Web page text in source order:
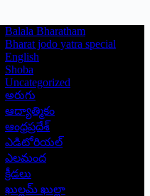
Balala Bharatham
Bharat jodo yatra special
English
Shoba
Uncategorized
అరుగు
ఆద్యాత్మికం
ఆంధ్రప్రదేశ్
ఎడిటోరియల్
ఎలమంద
క్రీడలు
ఖుల్లమ్ ఖుల్లా